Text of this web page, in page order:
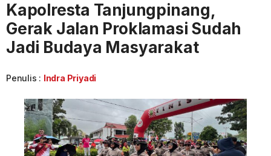
Kapolresta Tanjungpinang,
Gerak Jalan Proklamasi Sudah
Jadi Budaya Masyarakat
Penulis : Indra Priyadi